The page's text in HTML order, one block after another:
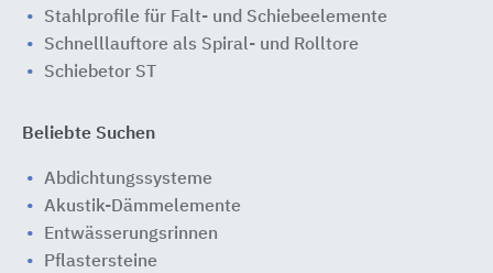
Stahlprofile für Falt- und Schiebeelemente
Schnelllauftore als Spiral- und Rolltore
Schiebetor ST
Beliebte Suchen
Abdichtungssysteme
Akustik-Dämmelemente
Entwässerungsrinnen
Pflastersteine